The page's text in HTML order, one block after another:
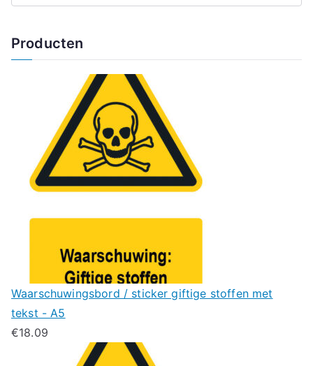
Producten
Waarschuwingsbord / sticker giftige stoffen met
tekst - A5
€18.09